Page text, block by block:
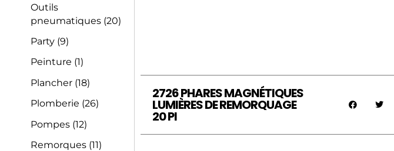
Outils
pneumatiques (20)
Party (9)
Peinture (1)
Plancher (18)
Plomberie (26)
Pompes (12)
Remorques (11)
2726 PHARES MAGNÉTIQUES
LUMIÈRES DE REMORQUAGE
20 PI